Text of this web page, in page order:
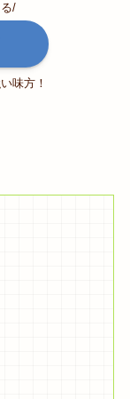
/
味方！